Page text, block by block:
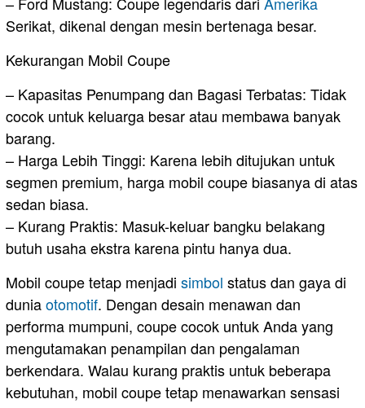
Serikat, dikenal dengan mesin bertenaga besar.
Kekurangan Mobil Coupe
– Kapasitas Penumpang dan Bagasi Terbatas: Tidak
cocok untuk keluarga besar atau membawa banyak
barang.
– Harga Lebih Tinggi: Karena lebih ditujukan untuk
segmen premium, harga mobil coupe biasanya di atas
sedan biasa.
– Kurang Praktis: Masuk-keluar bangku belakang
butuh usaha ekstra karena pintu hanya dua.
Mobil coupe tetap menjadi simbol status dan gaya di
duniaotomotif. Dengan desain menawan dan
performa mumpuni, coupe cocok untuk Anda yang
mengutamakan penampilan dan pengalaman
berkendara. Walau kurang praktis untuk beberapa
kebutuhan, mobil coupe tetap menawarkan sensasi